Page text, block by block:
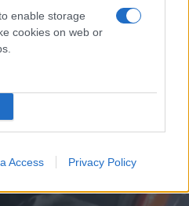
enable storage
cookies on web or
Access Privacy Policy